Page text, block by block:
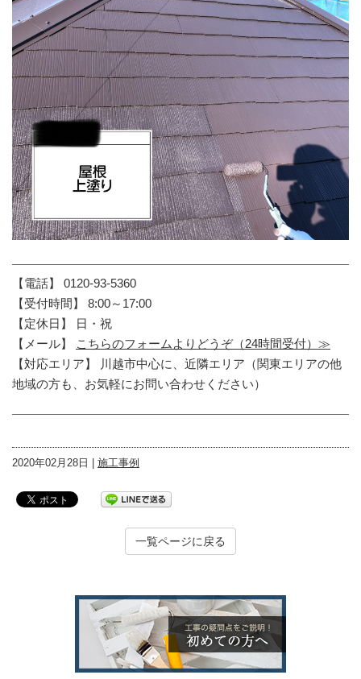
【電話】 0120-93-5360
【受付時間】 8:00～17:00
【定休日】 日・祝
【メール】
こちらのフォームよりどうぞ（24時間受付）≫
【対応エリア】 川越市中心に、近隣エリア（関東エリアの他
地域の方も、お気軽にお問い合わせください）
2020年02月28日 | 施工事例
一覧ページに戻る